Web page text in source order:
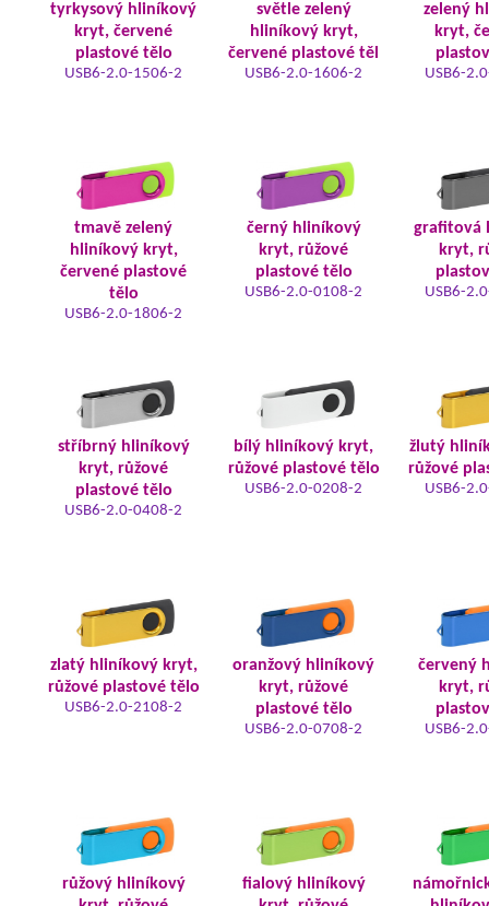
tyrkysový hliníkový
kryt, červené
plastové tělo
USB6-2.0-1506-2
světle zelený
hliníkový kryt,
červené plastové těl
USB6-2.0-1606-2
zelený
kryt,
USB6-
tmavě zelený
hliníkový kryt,
červené plastové
tělo
USB6-2.0-1806-2
černý hliníkový
kryt, růžové
plastové tělo
USB6-2.0-0108-2
grafitová
kryt,
USB6-
stříbrný hliníkový
kryt, růžové
plastové tělo
USB6-2.0-0408-2
bílý hliníkový kryt,
růžové plastové tělo
USB6-2.0-0208-2
žlutý
růžové
USB6-
zlatý hliníkový kryt,
růžové plastové tělo
USB6-2.0-2108-2
oranžový hliníkový
kryt, růžové
plastové tělo
USB6-2.0-0708-2
červený
kryt,
USB6-
růžový hliníkový
fialový hliníkový